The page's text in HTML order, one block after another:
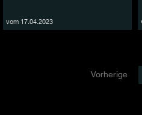
vom 17.04.2023
Vorherige